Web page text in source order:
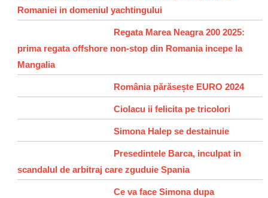
Romaniei in domeniul yachtingului
Regata Marea Neagra 200 2025:
prima regata offshore non-stop din Romania incepe la
Mangalia
România părăsește EURO 2024
Ciolacu ii felicita pe tricolori
Simona Halep se destainuie
Presedintele Barca, inculpat in
scandalul de arbitraj care zguduie Spania
Ce va face Simona dupa